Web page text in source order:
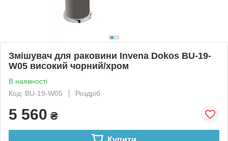
Змішувач для раковини Invena Dokos BU-19-
W05 високий чорний/хром
В наявності
Код: BU-19-W05
Роздріб
5 560 ₴